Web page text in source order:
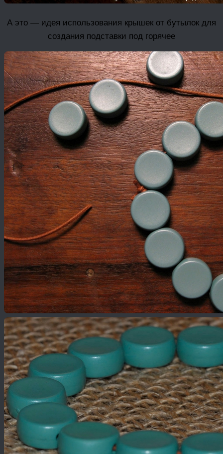
А это — идея использования крышек от бутылок для
создания подставки под горячее